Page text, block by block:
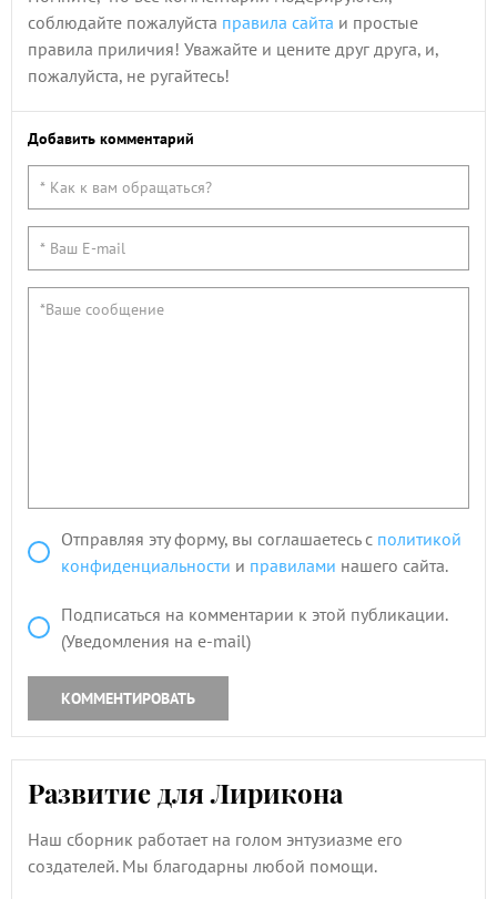
соблюдайте пожалуйста правила сайта и простые
правила приличия! Уважайте и цените друг друга, и,
пожалуйста, не ругайтесь!
Добавить комментарий
Отправляя эту форму, вы соглашаетесь с политикой
конфиденциальности и правилами нашего сайта.
Подписаться на комментарии к этой публикации.
(Уведомления на e-mail)
КОММЕНТИРОВАТЬ
Развитие для Лирикона
Наш сборник работает на голом энтузиазме его
создателей. Мы благодарны любой помощи.